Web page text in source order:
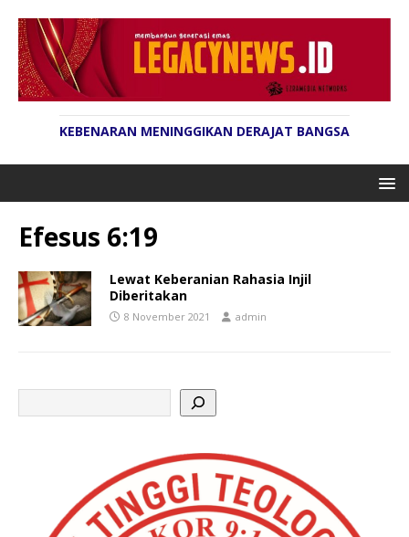
KEBENARAN MENINGGIKAN DERAJAT BANGSA
Efesus 6:19
Lewat Keberanian Rahasia Injil
Diberitakan
8 November 2021 admin